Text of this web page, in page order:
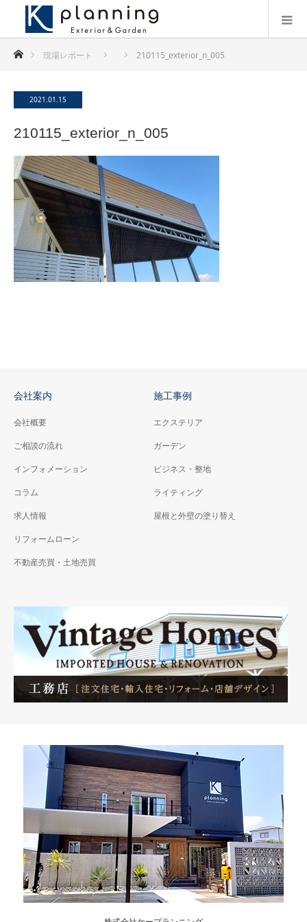
ホーム現場レポート 210115_exterior_n_005
2021.01.15
210115_exterior_n_005
会社案内
会社概要
ご相談の流れ
インフォメーション
コラム
求人情報
リフォームローン
不動産売買・土地売買
施工事例
エクステリア
ガーデン
ビジネス・整地
ライティング
屋根と外壁の塗り替え